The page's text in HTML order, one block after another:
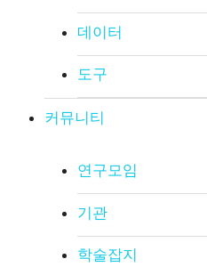
데이터
도구
커뮤니티
연구모임
기관
학술잡지